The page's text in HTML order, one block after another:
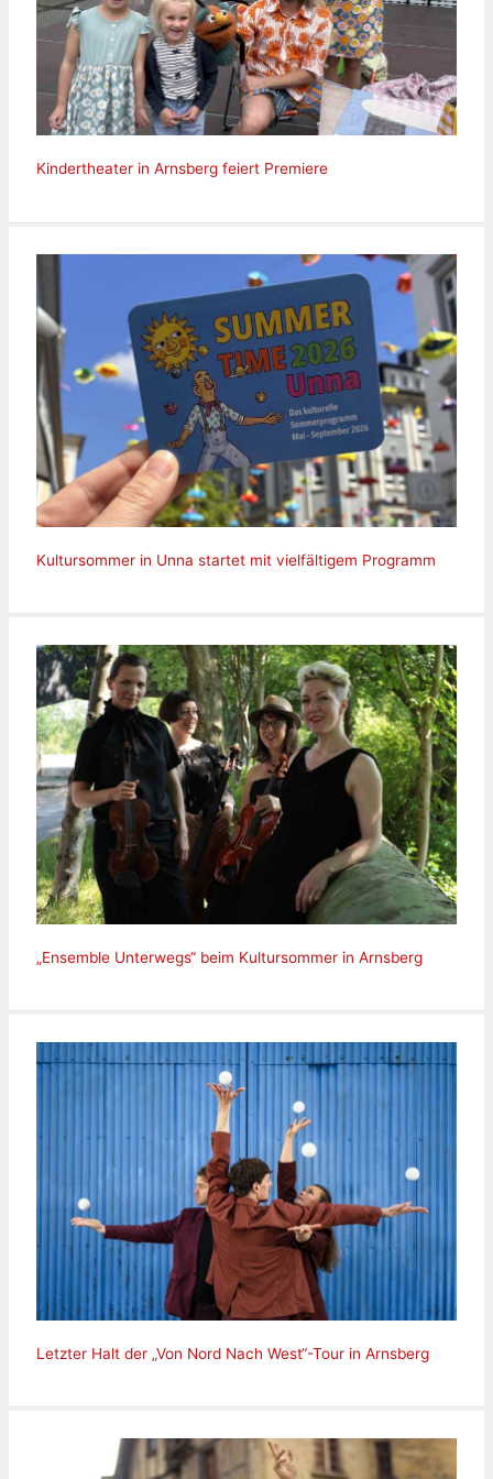
Kindertheater in Arnsberg feiert Premiere
Kultursommer in Unna startet mit vielfältigem Programm
„Ensemble Unterwegs“ beim Kultursommer in Arnsberg
Letzter Halt der „Von Nord Nach West“-Tour in Arnsberg